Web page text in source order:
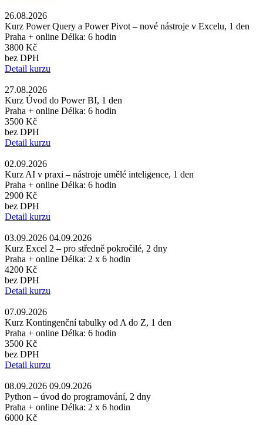
26.08.2026
Kurz Power Query a Power Pivot – nové nástroje v Excelu, 1 den
Praha + online Délka: 6 hodin
3800 Kč
bez DPH
Detail kurzu
27.08.2026
Kurz Úvod do Power BI, 1 den
Praha + online Délka: 6 hodin
3500 Kč
bez DPH
Detail kurzu
02.09.2026
Kurz AI v praxi – nástroje umělé inteligence, 1 den
Praha + online Délka: 6 hodin
2900 Kč
bez DPH
Detail kurzu
03.09.2026 04.09.2026
Kurz Excel 2 – pro středně pokročilé, 2 dny
Praha + online Délka: 2 x 6 hodin
4200 Kč
bez DPH
Detail kurzu
07.09.2026
Kurz Kontingenční tabulky od A do Z, 1 den
Praha + online Délka: 6 hodin
3500 Kč
bez DPH
Detail kurzu
08.09.2026 09.09.2026
Python – úvod do programování, 2 dny
Praha + online Délka: 2 x 6 hodin
6000 Kč